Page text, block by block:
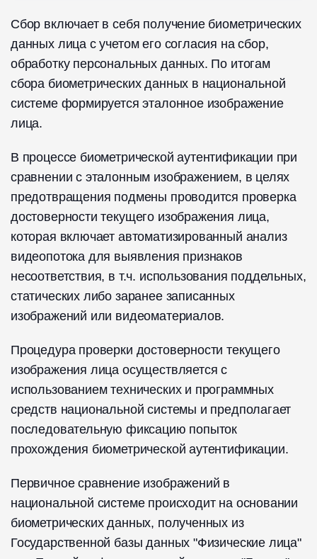
Сбор включает в себя получение биометрических
данных лица с учетом его согласия на сбор,
обработку персональных данных. По итогам
сбора биометрических данных в национальной
системе формируется эталонное изображение
лица.
В процессе биометрической аутентификации при
сравнении с эталонным изображением, в целях
предотвращения подмены проводится проверка
достоверности текущего изображения лица,
которая включает автоматизированный анализ
видеопотока для выявления признаков
несоответствия, в т.ч. использования поддельных,
статических либо заранее записанных
изображений или видеоматериалов.
Процедура проверки достоверности текущего
изображения лица осуществляется с
использованием технических и программных
средств национальной системы и предполагает
последовательную фиксацию попыток
прохождения биометрической аутентификации.
Первичное сравнение изображений в
национальной системе происходит на основании
биометрических данных, полученных из
Государственной базы данных "Физические лица"